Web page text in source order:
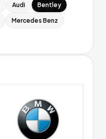
Audi Bentley
Mercedes Benz